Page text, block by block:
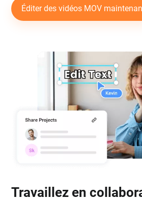
Éditer des vidéos MOV
Travaillez en